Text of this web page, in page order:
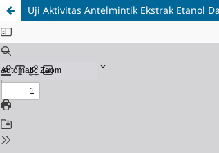
Uji Aktivitas Antelmintik Ekstrak Etanol